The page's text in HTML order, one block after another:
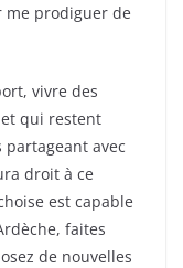
me prodiguer de
vivre des
qui restent
avec
droit à ce
est capable
faites
de nouvelles